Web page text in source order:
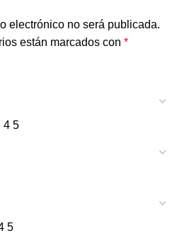
electrónico no será publicada.
están marcados con *
4 5
5